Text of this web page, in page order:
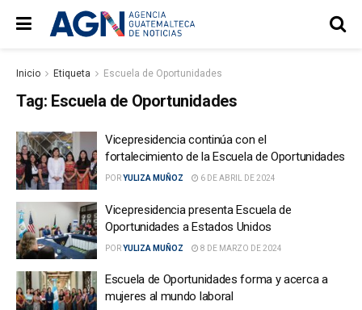
Inicio Etiqueta Escuela de Oportunidades
Tag: Escuela de Oportunidades
Vicepresidencia continúa con el
fortalecimiento de la Escuela de Oportunidades
PORYULIZA MUÑOZ 6 DE ABRIL DE 2024
Vicepresidencia presenta Escuela de
Oportunidades a Estados Unidos
PORYULIZA MUÑOZ 8 DE MARZO DE 2024
Escuela de Oportunidades forma y acerca a
mujeres al mundo laboral